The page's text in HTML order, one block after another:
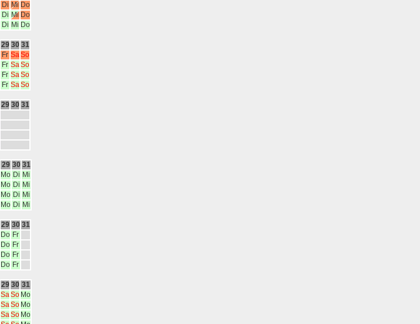
Di Mi Do
Di Mi Do
Di Mi Do
29 30 31
Fr SaSo
Fr SaSo
Fr SaSo
Fr SaSo
29 30 31
29 30 31
Mo Di Mi
Mo Di Mi
Mo Di Mi
Mo Di Mi
29 30 31
Do Fr
Do Fr
Do Fr
Do Fr
29 30 31
SaSo Mo
SaSo Mo
SaSo Mo